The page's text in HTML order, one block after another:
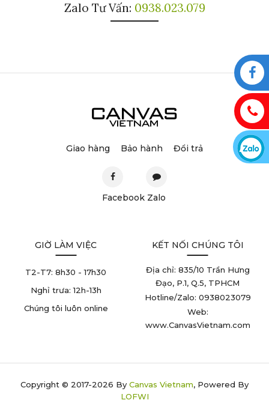
Zalo Tư Vấn: 0938.023.079
Giao hàng Bảo hành Đổi trả
Facebook Zalo
GIỜ LÀM VIỆC
T2-T7: 8h30 - 17h30
Nghỉ trưa: 12h-13h
Chúng tôi luôn online
KẾT NỐI CHÚNG TÔI
Địa chỉ: 835/10 Trần Hưng
Đạo, P.1, Q.5, TPHCM
Hotline/Zalo: 0938023079
Web:
www.CanvasVietnam.com
Copyright © 2017-2026 By Canvas Vietnam, Powered By
LOFWI